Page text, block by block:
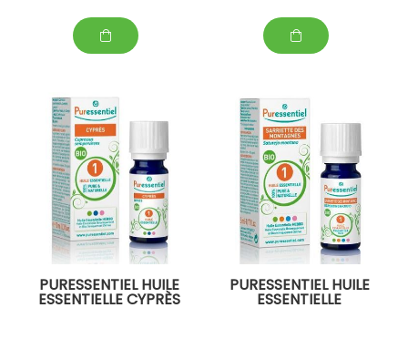
PURESSENTIEL HUILE
ESSENTIELLE CYPRÈS
PURESSENTIEL HUILE
ESSENTIELLE